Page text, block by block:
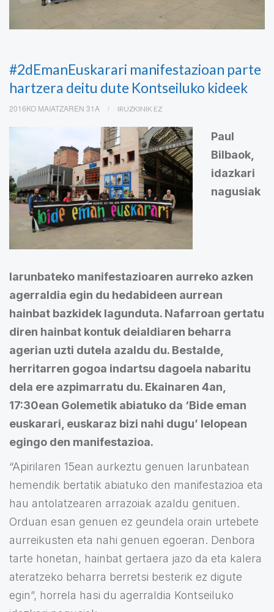
#2dEmanEuskarari manifestazioan parte
hartzera deitu dute Kontseiluko kideek
2016KO MAIATZAREN 31A IRUZKINIK EZ
Paul
Bilbaok,
idazkari
nagusiak
larunbateko manifestazioaren aurreko azken
agerraldia egin du hedabideen aurrean
hainbat bazkidek lagunduta. Nafarroan gertatu
diren hainbat kontuk deialdiaren beharra
agerian uzti dutela azaldu du. Bestalde,
herritarren gogoa indartsu dagoela nabaritu
dela ere azpimarratu du. Ekainaren 4an,
17:30ean Golemetik abiatuko da ‘Bide eman
euskarari, euskaraz bizi nahi dugu’ lelopean
egingo den manifestazioa.
“Apirilaren 15ean aurkeztu genuen larunbatean
hemendik bertatik abiatuko den manifestazioa eta
hau antolatzearen arrazoiak azaldu genituen.
Orduan esan genuen ez geundela orain urtebete
aurreikusten eta nahi genuen egoeran. Denbora
tarte honetan, hainbat gertaera jazo da eta kalera
ateratzeko beharra berretsi besterik ez digute
egin”, horrela hasi du agerraldia Kontseiluko